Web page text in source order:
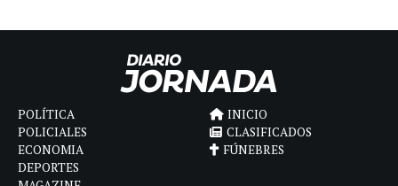
POLÍTICA
POLICIALES
ECONOMIA
DEPORTES
INICIO
CLASIFICADOS
FÚNEBRES